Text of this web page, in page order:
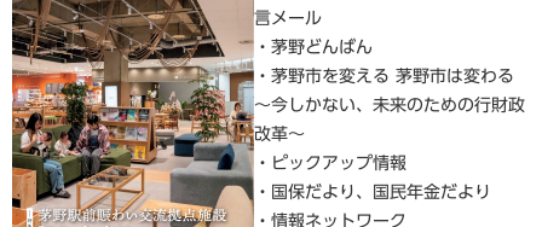
言メール
・茅野どんばん
・茅野市を変える 茅野市は変わる
～今しかない、未来のための行財政
改革～
・ピックアップ情報
・国保だより、国民年金だより
・情報ネットワーク